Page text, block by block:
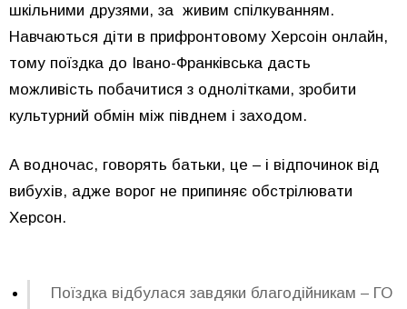
шкільними друзями, за живим спілкуванням.
Навчаються діти в прифронтовому Херсоін онлайн,
тому поїздка до Івано-Франківська дасть
можливість побачитися з однолітками, зробити
культурний обмін між півднем і заходом.
А водночас, говорять батьки, це – і відпочинок від
вибухів, адже ворог не припиняє обстрілювати
Херсон.
Поїздка відбулася завдяки благодійникам – ГО